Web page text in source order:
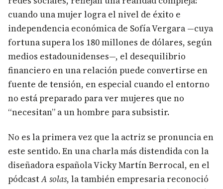
cuando una mujer logra el nivel de éxito e
independencia económica de Sofía Vergara —cuya
fortuna supera los 180 millones de dólares, según
medios estadounidenses—, el desequilibrio
financiero en una relación puede convertirse en
fuente de tensión, en especial cuando el entorno
no está preparado para ver mujeres que no
“necesitan” a un hombre para subsistir.
No es la primera vez que la actriz se pronuncia en
este sentido. En una charla más distendida con la
diseñadora española Vicky Martín Berrocal, en el
pódcastA solas, la también empresaria reconoció